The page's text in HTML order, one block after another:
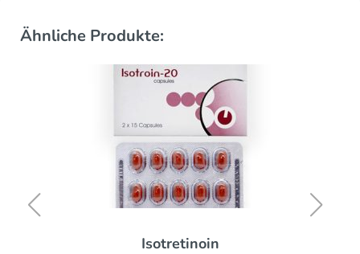
Ähnliche Produkte:
Isotretinoin